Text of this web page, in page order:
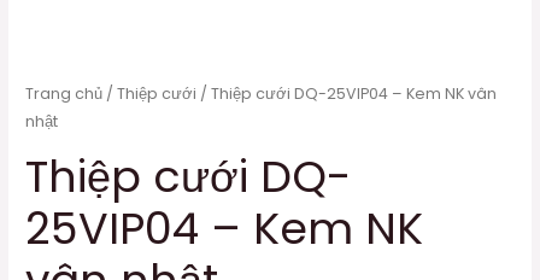
Trang chủ /Thiệp cưới / Thiệp cưới DQ-25VIP04 – Kem NK vân
nhật
Thiệp cưới DQ-
25VIP04 – Kem NK